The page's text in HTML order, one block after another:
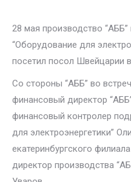
28 мая производство
“Оборудование для
посетил посол Швейцарии
Со стороны “АББ” во
финансовый директор
финансовый контролер
для электроэнергетики”
екатеринбургского
директор производства